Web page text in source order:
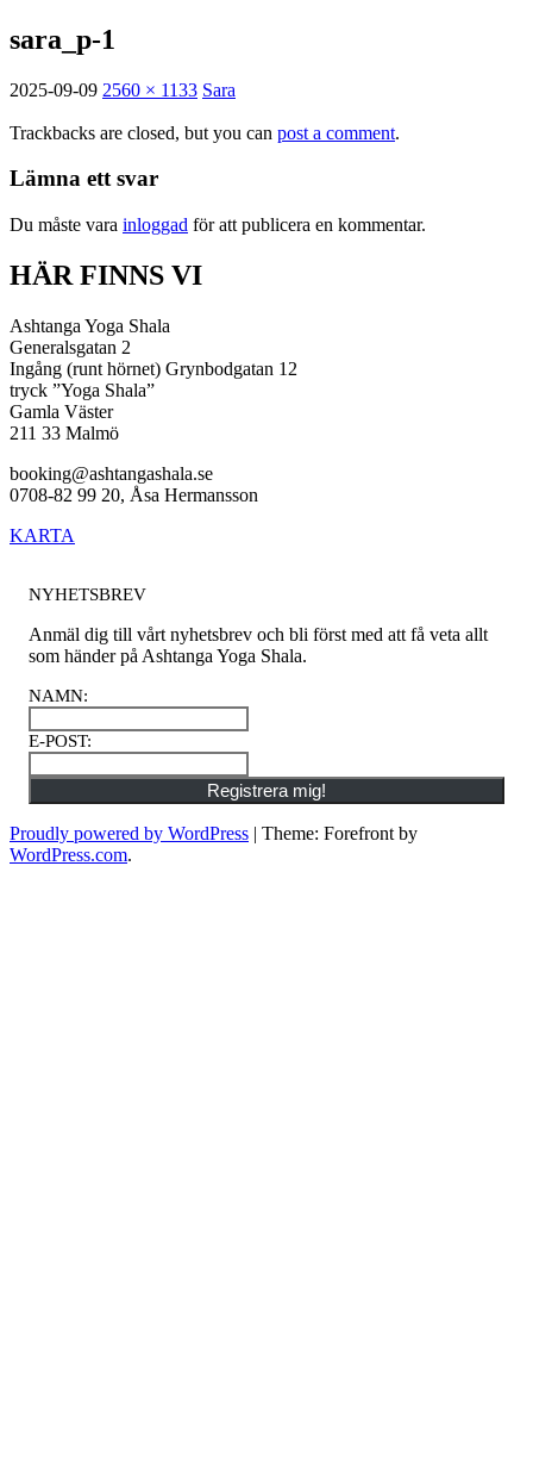
sara_p-1
2025-09-09 2560 × 1133 Sara
Trackbacks are closed, but you can post a comment.
Lämna ett svar
Du måste vara inloggad för att publicera en kommentar.
HÄR FINNS VI
Ashtanga Yoga Shala
Generalsgatan 2
Ingång (runt hörnet) Grynbodgatan 12
tryck ”Yoga Shala”
Gamla Väster
211 33 Malmö
booking@ashtangashala.se
0708-82 99 20, Åsa Hermansson
KARTA
NYHETSBREV
Anmäl dig till vårt nyhetsbrev och bli först med att få veta allt
som händer på Ashtanga Yoga Shala.
NAMN:
E-POST:
Registrera mig!
Proudly powered by WordPress | Theme: Forefront by
WordPress.com.